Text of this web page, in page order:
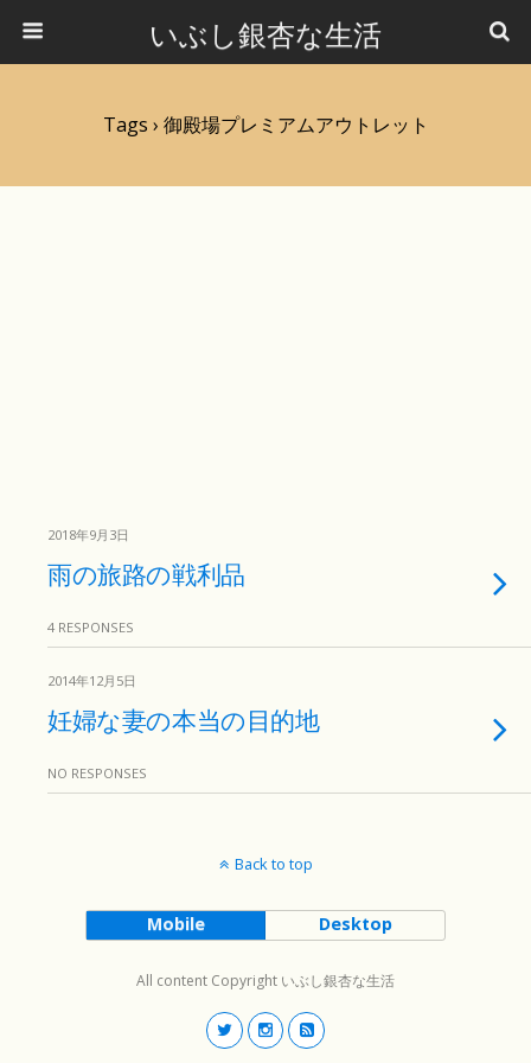
いぶし銀杏な生活
Tags › 御殿場プレミアムアウトレット
2018年9月3日
雨の旅路の戦利品
4 RESPONSES
2014年12月5日
妊婦な妻の本当の目的地
NO RESPONSES
Back to top
Mobile Desktop
All content Copyright いぶし銀杏な生活